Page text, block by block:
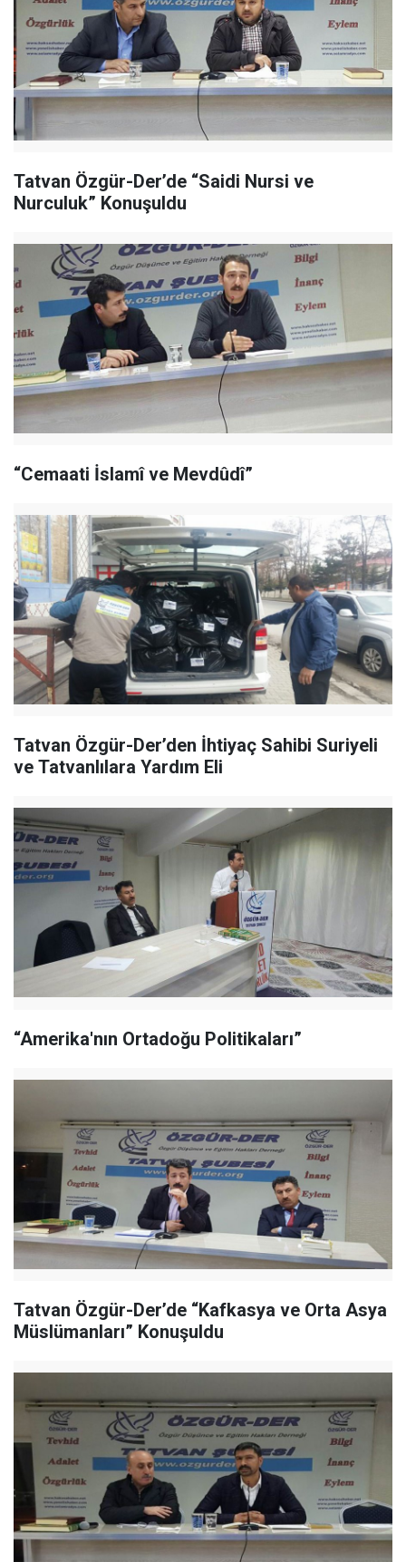
Tatvan Özgür-Der’de “Saidi Nursi ve
Nurculuk” Konuşuldu
“Cemaati İslamî ve Mevdûdî”
Tatvan Özgür-Der’den İhtiyaç Sahibi Suriyeli
ve Tatvanlılara Yardım Eli
“Amerika'nın Ortadoğu Politikaları”
Tatvan Özgür-Der’de “Kafkasya ve Orta Asya
Müslümanları” Konuşuldu​​​​​​